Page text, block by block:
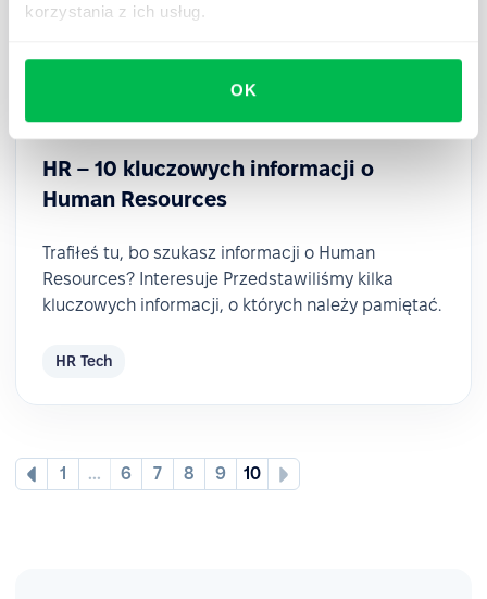
korzystania z ich usług.
OK
HR – 10 kluczowych informacji o
Human Resources
Trafiłeś tu, bo szukasz informacji o Human
Resources? Interesuje Przedstawiliśmy kilka
kluczowych informacji, o których należy pamiętać.
HR Tech
1 ... 6 7 8 9 10